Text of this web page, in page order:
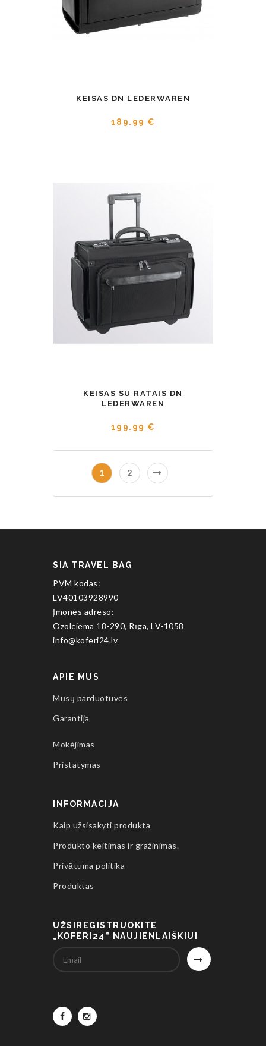
KEISAS DN LEDERWAREN
189.99 €
KEISAS SU RATAIS DN
LEDERWAREN
199.99 €
1 2
SIA TRAVEL BAG
PVM kodas:
LV40103928990
Įmonės adreso:
Ozolciema 18-290, Rīga, LV-1058
info@koferi24.lv
APIE MUS
Mūsų parduotuvės
Garantija
Mokėjimas
Pristatymas
INFORMACIJA
Kaip užsisakyti produkta
Produkto keitimas ir gražinimas.
Privātuma politika
Produktas
UŽSIREGISTRUOKITE
„KOFERI24” NAUJIENLAIŠKIUI